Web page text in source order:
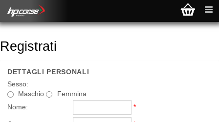
Registrati
DETTAGLI PERSONALI
Sesso:
Maschio
Femmina
Nome:
*